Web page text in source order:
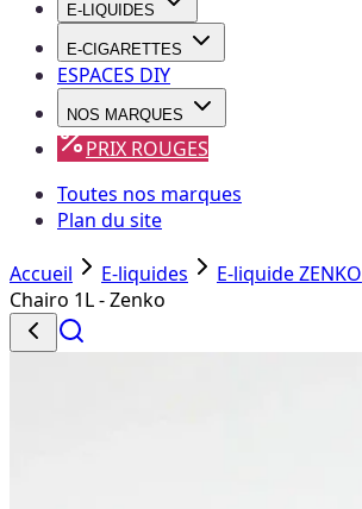
E-LIQUIDES
E-CIGARETTES
ESPACES DIY
NOS MARQUES
PRIX ROUGES
Toutes nos marques
Plan du site
Accueil E-liquides E-liquide ZENKO
Chairo 1L - Zenko